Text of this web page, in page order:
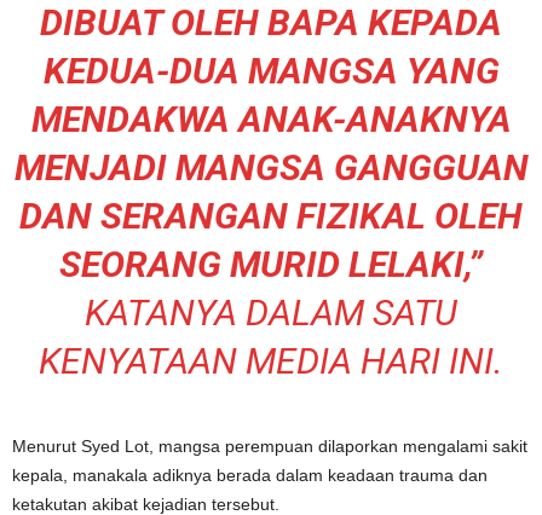
DIBUAT OLEH BAPA KEPADA
KEDUA-DUA MANGSA YANG
MENDAKWA ANAK-ANAKNYA
MENJADI MANGSA GANGGUAN
DAN SERANGAN FIZIKAL OLEH
SEORANG MURID LELAKI,”
KATANYA DALAM SATU
KENYATAAN MEDIA HARI INI.
Menurut Syed Lot, mangsa perempuan dilaporkan mengalami sakit
kepala, manakala adiknya berada dalam keadaan trauma dan
ketakutan akibat kejadian tersebut.